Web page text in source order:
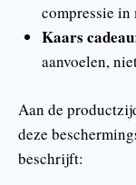
compressie in
Kaars cadeau
aanvoelen,
Aan de
deze
beschrijft: